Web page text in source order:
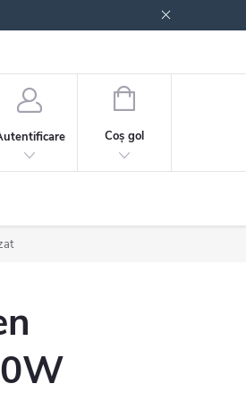
COŞ
CUMPĂRĂTURI
Coş gol